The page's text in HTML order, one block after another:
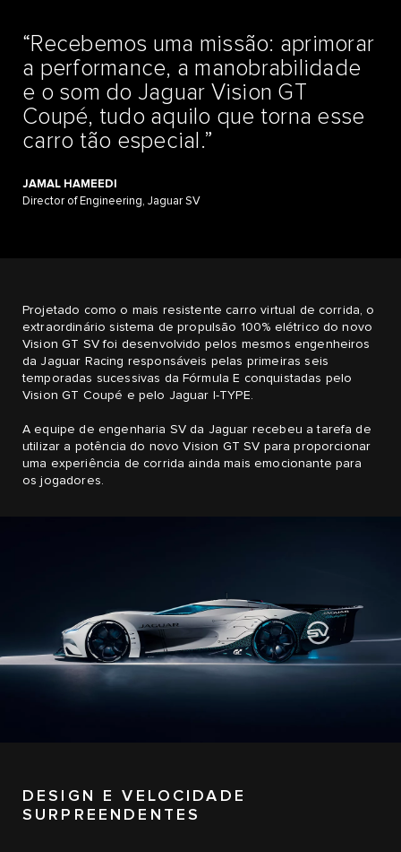
“Recebemos uma missão: aprimorar
a performance, a manobrabilidade
e o som do Jaguar Vision GT
Coupé, tudo aquilo que torna esse
carro tão especial.”
JAMAL HAMEEDI
Director of Engineering, Jaguar SV
Projetado como o mais resistente carro virtual de corrida, o
extraordinário sistema de propulsão 100% elétrico do novo
Vision GT SV foi desenvolvido pelos mesmos engenheiros
da Jaguar Racing responsáveis pelas primeiras seis
temporadas sucessivas da Fórmula E conquistadas pelo
Vision GT Coupé e pelo Jaguar I-TYPE.
A equipe de engenharia SV da Jaguar recebeu a tarefa de
utilizar a potência do novo Vision GT SV para proporcionar
uma experiência de corrida ainda mais emocionante para
os jogadores.
DESIGN E VELOCIDADE
SURPREENDENTES
0